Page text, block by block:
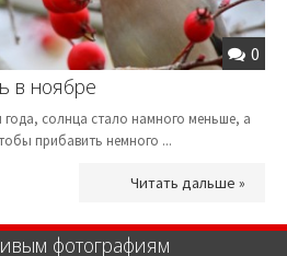
0
в ноябре
солнца стало намного меньше, а
прибавить немного ...
Читать дальше »
фотографиям